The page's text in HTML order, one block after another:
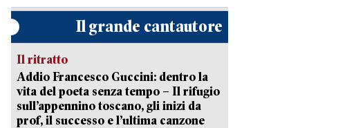
Il grande cantautore
Il ritratto
Addio Francesco Guccini: dentro la
vita del poeta senza tempo – Il rifugio
sull’appennino toscano, gli inizi da
prof, il successo e l’ultima canzone